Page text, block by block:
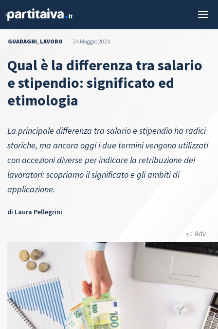
GUADAGNI, LAVORO 24 Maggio 2024
Qual è la differenza tra salario
e stipendio: significato ed
etimologia
La principale differenza tra salario e stipendio ha radici
storiche, ma ancora oggi i due termini vengono utilizzati
con accezioni diverse per indicare la retribuzione dei
lavoratori: scopriamo il significato e gli ambiti di
applicazione.
di Laura Pellegrini
Adv